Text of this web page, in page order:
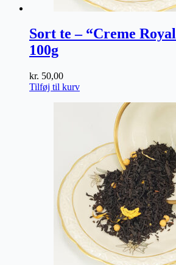
Sort te – “Creme
100g
kr. 50,00
Tilføj til kurv